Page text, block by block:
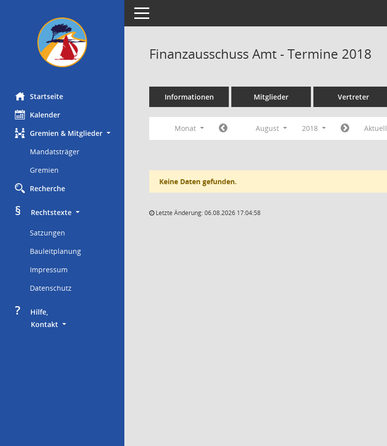
Startseite
Kalender
Gremien & Mitglieder
Mandatsträger
Gremien
Recherche
§
     Rechtstexte
Satzungen
Bauleitplanung
Impressum
Datenschutz
?
     Hilfe,
Kontakt
Toggle navigation
Finanzausschuss Amt - Termine 2018
Informationen Mitglieder Vertreter
Monat August 2018 Aktuell
Keine Daten gefunden.
Letzte Änderung: 06.08.2026 17:04:58